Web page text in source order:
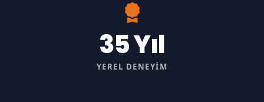
35 Yıl
YEREL DENEYIM